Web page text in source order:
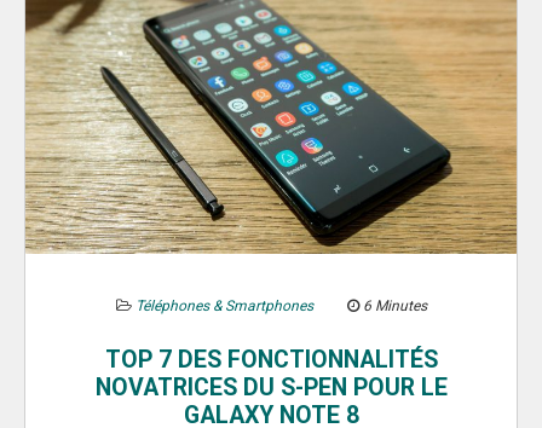
Téléphones & Smartphones 6 Minutes
TOP 7 DES FONCTIONNALITÉS
NOVATRICES DU S-PEN POUR LE
GALAXY NOTE 8